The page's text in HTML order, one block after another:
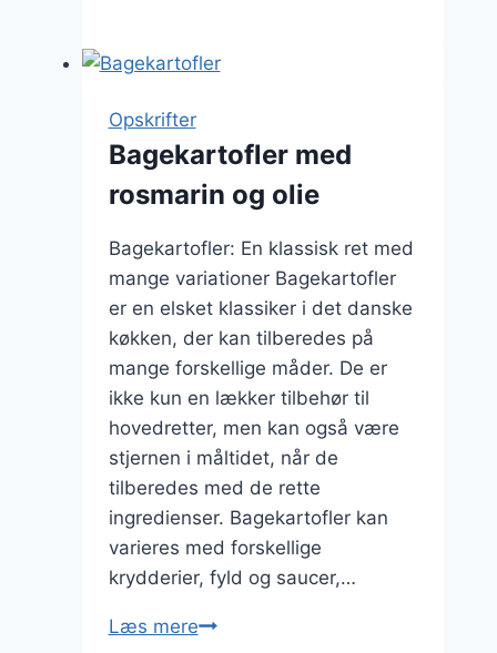
chili
Opskrifter
Bagekartofler med
rosmarin og olie
Bagekartofler: En klassisk ret med
mange variationer Bagekartofler
er en elsket klassiker i det danske
køkken, der kan tilberedes på
mange forskellige måder. De er
ikke kun en lækker tilbehør til
hovedretter, men kan også være
stjernen i måltidet, når de
tilberedes med de rette
ingredienser. Bagekartofler kan
varieres med forskellige
krydderier, fyld og saucer,…
Læs mereBagekartofler